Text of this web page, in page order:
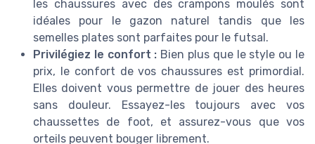
les chaussures avec des crampons moulés sont
idéales pour le gazon naturel tandis que les
semelles plates sont parfaites pour le futsal.
Privilégiez le confort : Bien plus que le style ou le
prix, le confort de vos chaussures est primordial.
Elles doivent vous permettre de jouer des heures
sans douleur. Essayez-les toujours avec vos
chaussettes de foot, et assurez-vous que vos
orteils peuvent bouger librement.